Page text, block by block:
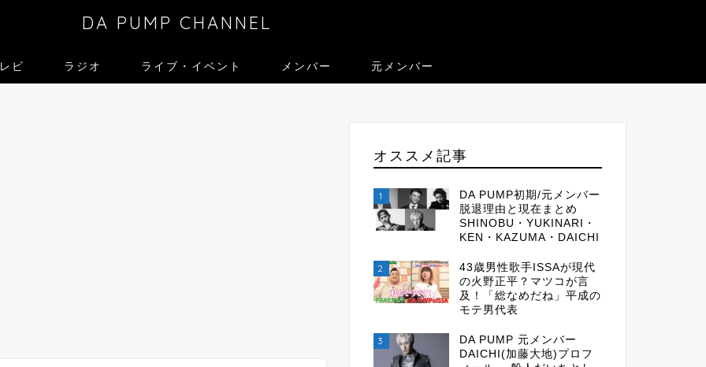
DA PUMP CHANNEL
ビ ラジオ ライブ・イベント メンバー 元メンバー
オススメ記事
1
DA PUMP初期/元メンバー
脱退理由と現在まとめ
SHINOBU・YUKINARI・
KEN・KAZUMA・DAICHI
2
43歳男性歌手ISSAが現代
の火野正平？マツコが言
及！「総なめだね」平成の
モテ男代表
3
DA PUMP 元メンバー
DAICHI(加藤大地)プロフ